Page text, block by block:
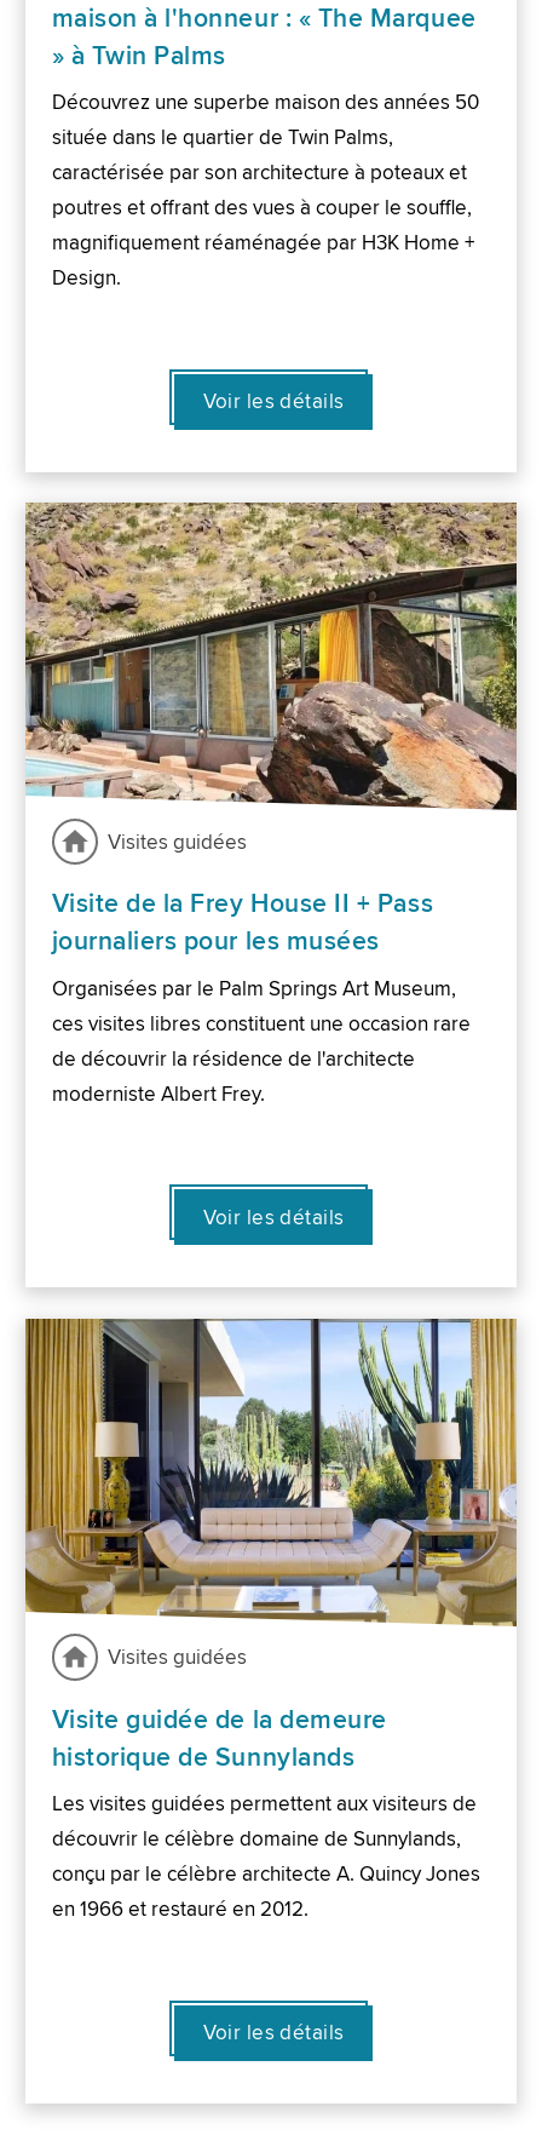
maison à l'honneur : « The Marquee
» à Twin Palms
Découvrez une superbe maison des années 50
située dans le quartier de Twin Palms,
caractérisée par son architecture à poteaux et
poutres et offrant des vues à couper le souffle,
magnifiquement réaménagée par H3K Home +
Design.
Voir les détails
Visites guidées
Visite de la Frey House II + Pass
journaliers pour les musées
Organisées par le Palm Springs Art Museum,
ces visites libres constituent une occasion rare
de découvrir la résidence de l'architecte
moderniste Albert Frey.
Voir les détails
Visites guidées
Visite guidée de la demeure
historique de Sunnylands
Les visites guidées permettent aux visiteurs de
découvrir le célèbre domaine de Sunnylands,
conçu par le célèbre architecte A. Quincy Jones
en 1966 et restauré en 2012.
Voir les détails